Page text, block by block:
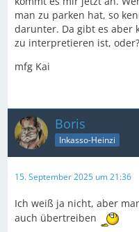
man zu parken hat, so
darunter. Da gibt es aber
zu interpretieren ist, oder?
mfg Kai
Boris
Inkasso-Heinzi
15. September 2025 um 21:36
Ich weiß ja nicht, aber
auch übertreiben